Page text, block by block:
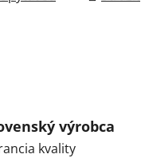
výrobca
kvality